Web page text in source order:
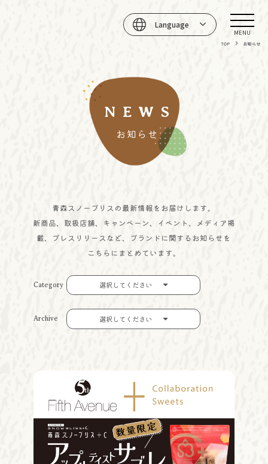
Language
MENU
TOP お知らせ
NEWS
お知らせ
青森スノーブリスの最新情報をお届けします。
新商品、取扱店舗、キャンペーン、イベント、メディア掲
載、プレスリリースなど、
ブランドに関するお知らせを
こちらにまとめています。
Category 選択してください
Archive 選択してください